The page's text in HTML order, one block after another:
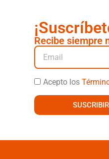
Recibe siempre
Acepto los